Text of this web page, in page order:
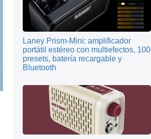
Laney Prism-Mini: amplificador
portátil estéreo con multiefectos, 100
presets, batería recargable y
Bluetooth